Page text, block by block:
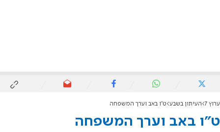
ערוץ 7 העיתון בשבע ט"ו באב וערך המשפחה
ט"ו באב וערך המשפחה